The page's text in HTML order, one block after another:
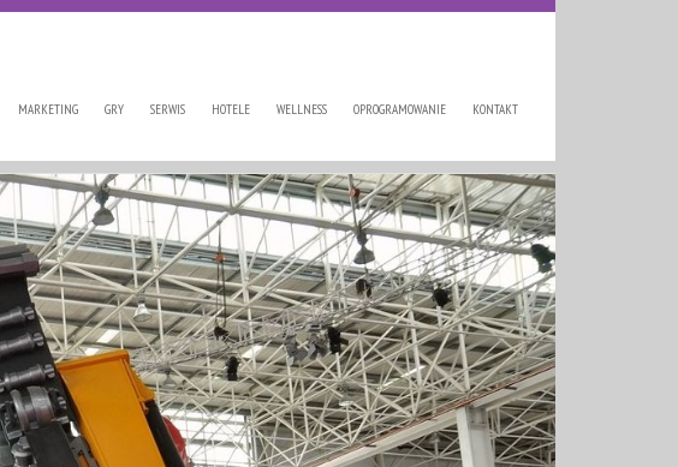
MARKETING GRY SERWIS HOTELE WELLNESS OPROGRAMOWANIE KONTAKT